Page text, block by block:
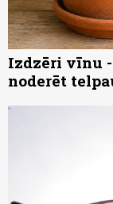
Izdzēri vīnu
noderēt